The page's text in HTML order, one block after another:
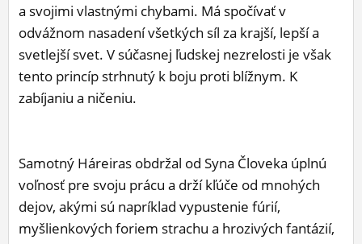
a svojimi vlastnými chybami. Má spočívať v
odvážnom nasadení všetkých síl za krajší, lepší a
svetlejší svet. V súčasnej ľudskej nezrelosti je však
tento princíp strhnutý k boju proti blížnym. K
zabíjaniu a ničeniu.
Samotný Háreiras obdržal od Syna Človeka úplnú
voľnosť pre svoju prácu a drží kľúče od mnohých
dejov, akými sú napríklad vypustenie fúrií,
myšlienkových foriem strachu a hrozivých fantázií,